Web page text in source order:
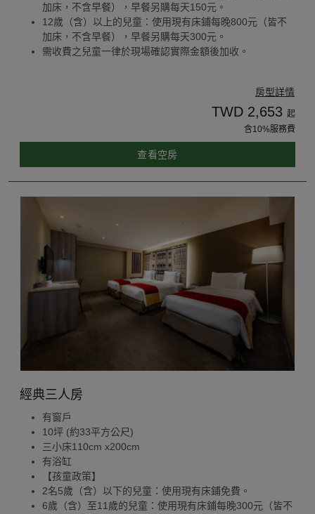
加床，不含早餐），早餐另購每天150元。
12歲（含）以上的兒童：使用現有床鋪每晚800元（皆不
加床，不含早餐），早餐另購每天300元。
需收費之兒童一律於現場確認實際金額後加收。
房型詳情
TWD 2,653 起
含10%服務費
查看空房
經典三人房
有窗戶
10坪 (約33平方公尺)
三小床110cm x200cm
有浴缸
【孩童政策】
2名5歲（含）以下的兒童：使用現有床鋪免費。
6歲（含）至11歲的兒童：使用現有床鋪每晚300元（皆不